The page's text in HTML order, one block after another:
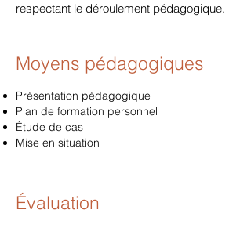
respectant le déroulement pédagogique.
Moyens pédagogiques
Présentation pédagogique
Plan de formation personnel
Étude de cas
Mise en situation
Évaluation